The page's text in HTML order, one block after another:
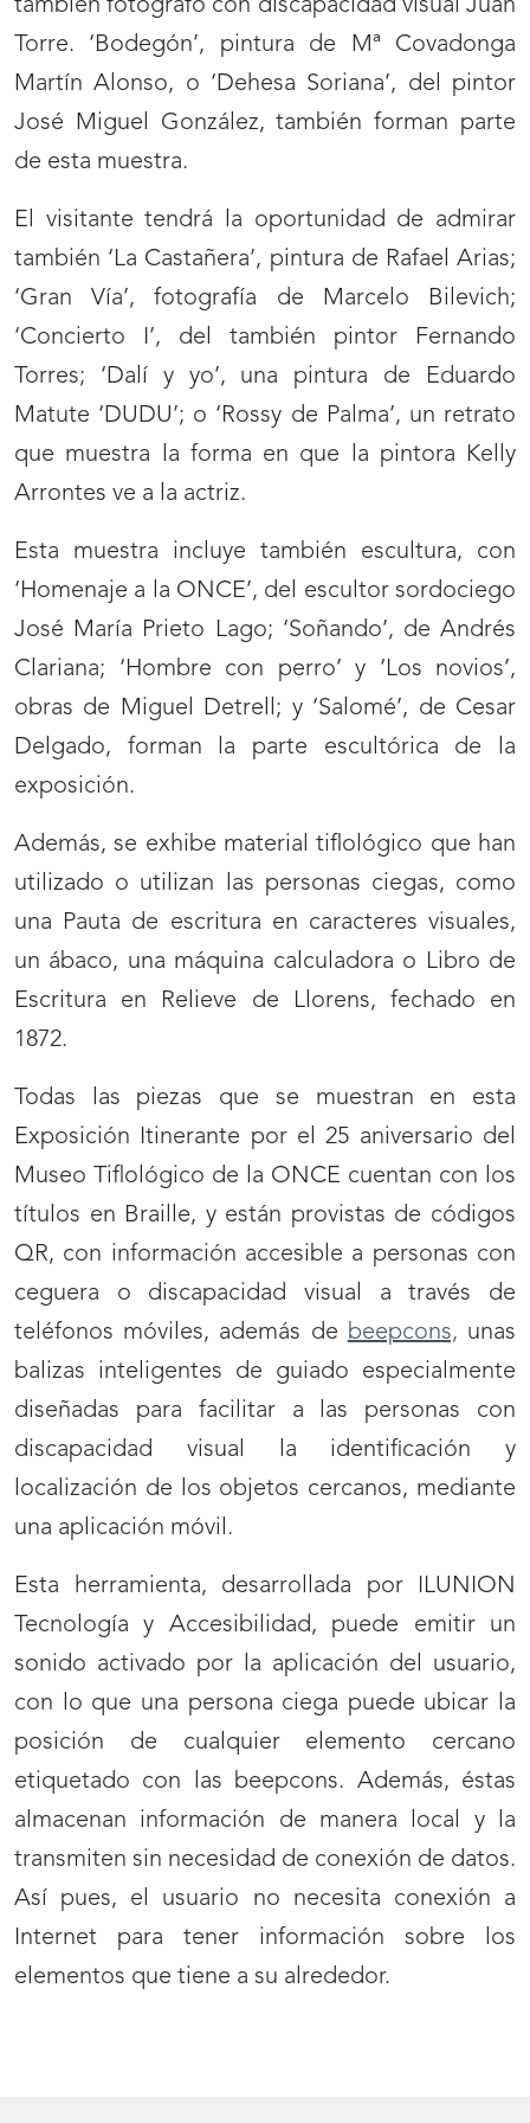
también fotógrafo con discapacidad visual Juan
Torre. ‘Bodegón’, pintura de Mª Covadonga
Martín Alonso, o ‘Dehesa Soriana’, del pintor
José Miguel González, también forman parte
de esta muestra.
El visitante tendrá la oportunidad de admirar
también ‘La Castañera’, pintura de Rafael Arias;
‘Gran Vía’, fotografía de Marcelo Bilevich;
‘Concierto I’, del también pintor Fernando
Torres; ‘Dalí y yo’, una pintura de Eduardo
Matute ‘DUDU’; o ‘Rossy de Palma’, un retrato
que muestra la forma en que la pintora Kelly
Arrontes ve a la actriz.
Esta muestra incluye también escultura, con
‘Homenaje a la ONCE’, del escultor sordociego
José María Prieto Lago; ‘Soñando’, de Andrés
Clariana; ‘Hombre con perro’ y ‘Los novios’,
obras de Miguel Detrell; y ‘Salomé’, de Cesar
Delgado, forman la parte escultórica de la
exposición.
Además, se exhibe material tiflológico que han
utilizado o utilizan las personas ciegas, como
una Pauta de escritura en caracteres visuales,
un ábaco, una máquina calculadora o Libro de
Escritura en Relieve de Llorens, fechado en
1872.
Todas las piezas que se muestran en esta
Exposición Itinerante por el 25 aniversario del
Museo Tiflológico de la ONCE cuentan con los
títulos en Braille, y están provistas de códigos
QR, con información accesible a personas con
ceguera o discapacidad visual a través de
teléfonos móviles, además de beepcons, unas
balizas inteligentes de guiado especialmente
diseñadas para facilitar a las personas con
discapacidad visual la identificación y
localización de los objetos cercanos, mediante
una aplicación móvil.
Esta herramienta, desarrollada por ILUNION
Tecnología y Accesibilidad, puede emitir un
sonido activado por la aplicación del usuario,
con lo que una persona ciega puede ubicar la
posición de cualquier elemento cercano
etiquetado con las beepcons. Además, éstas
almacenan información de manera local y la
transmiten sin necesidad de conexión de datos.
Así pues, el usuario no necesita conexión a
Internet para tener información sobre los
elementos que tiene a su alrededor.